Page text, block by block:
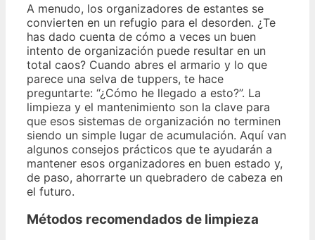
A menudo, los organizadores de estantes se
convierten en un refugio para el desorden. ¿Te
has dado cuenta de cómo a veces un buen
intento de organización puede resultar en un
total caos? Cuando abres el armario y lo que
parece una selva de tuppers, te hace
preguntarte: “¿Cómo he llegado a esto?”. La
limpieza y el mantenimiento son la clave para
que esos sistemas de organización no terminen
siendo un simple lugar de acumulación. Aquí van
algunos consejos prácticos que te ayudarán a
mantener esos organizadores en buen estado y,
de paso, ahorrarte un quebradero de cabeza en
el futuro.
Métodos recomendados de limpieza